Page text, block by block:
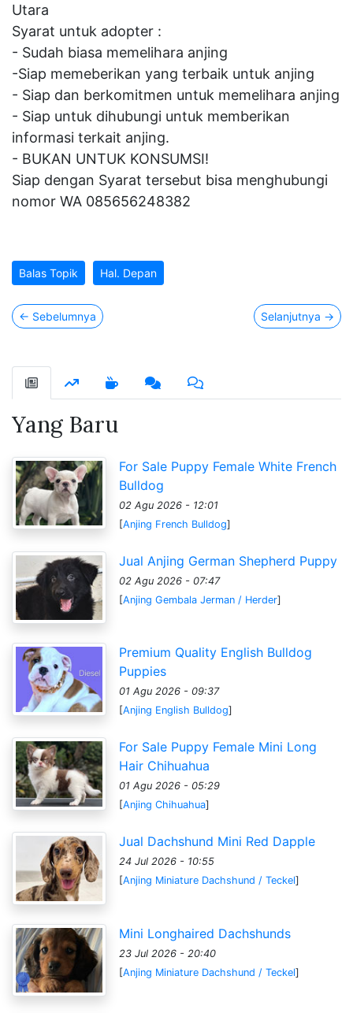
Utara
Syarat untuk adopter :
- Sudah biasa memelihara anjing
-Siap memeberikan yang terbaik untuk anjing
- Siap dan berkomitmen untuk memelihara anjing
- Siap untuk dihubungi untuk memberikan
informasi terkait anjing.
- BUKAN UNTUK KONSUMSI!
Siap dengan Syarat tersebut bisa menghubungi
nomor WA 085656248382
Balas Topik Hal. Depan
← Sebelumnya Selanjutnya →
Yang Baru
For Sale Puppy Female White French
Bulldog
02 Agu 2026 - 12:01
[Anjing French Bulldog]
Jual Anjing German Shepherd Puppy
02 Agu 2026 - 07:47
[Anjing Gembala Jerman / Herder]
Premium Quality English Bulldog
Puppies
01 Agu 2026 - 09:37
[Anjing English Bulldog]
For Sale Puppy Female Mini Long
Hair Chihuahua
01 Agu 2026 - 05:29
[Anjing Chihuahua]
Jual Dachshund Mini Red Dapple
24 Jul 2026 - 10:55
[Anjing Miniature Dachshund / Teckel]
Mini Longhaired Dachshunds
23 Jul 2026 - 20:40
[Anjing Miniature Dachshund / Teckel]